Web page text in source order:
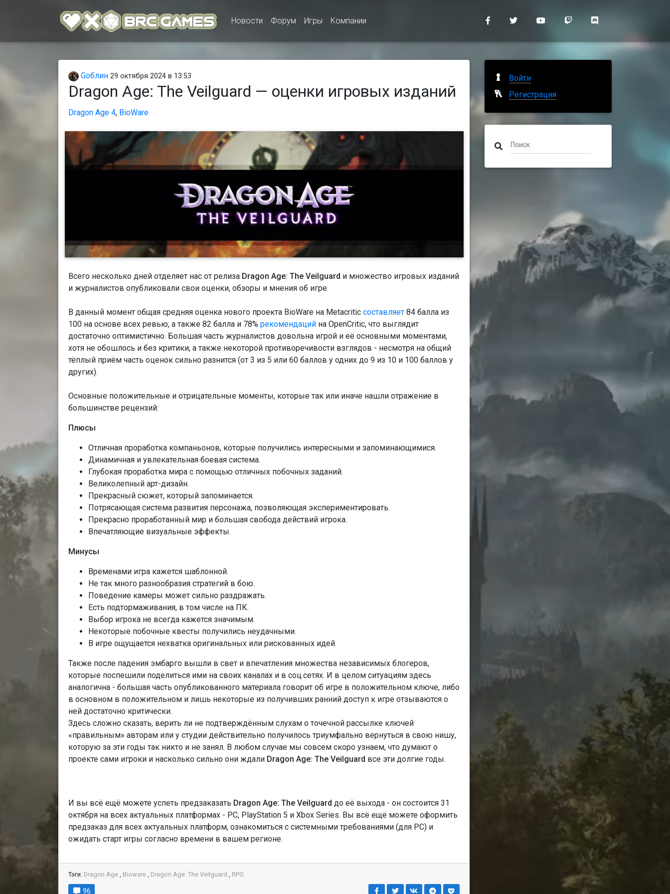
Новости Форум Игры Компании
Gоблин 29 октября 2024 в 13:53
Dragon Age: The Veilguard — оценки игровых изданий
Dragon Age 4, BioWare
Всего несколько дней отделяет нас от релиза Dragon Age: The Veilguard и множество игровых изданий
и журналистов опубликовали свои оценки, обзоры и мнения об игре.
В данный момент общая средняя оценка нового проекта BioWare на Metacritic составляет 84 балла из
100 на основе всех ревью, а также 82 балла и 78% рекомендаций на OpenCritic, что выглядит
достаточно оптимистично. Большая часть журналистов довольна игрой и её основными моментами,
хотя не обошлось и без критики, а также некоторой противоречивости взглядов - несмотря на общий
тёплый приём часть оценок сильно разнится (от 3 из 5 или 60 баллов у одних до 9 из 10 и 100 баллов у
других).
Основные положительные и отрицательные моменты, которые так или иначе нашли отражение в
большинстве рецензий:
Плюсы
Отличная проработка компаньонов, которые получились интересными и запоминающимися.
Динамичная и увлекательная боевая система.
Глубокая проработка мира с помощью отличных побочных заданий.
Великолепный арт-дизайн.
Прекрасный сюжет, который запоминается.
Потрясающая система развития персонажа, позволяющая экспериментировать.
Прекрасно проработанный мир и большая свобода действий игрока.
Впечатляющие визуальные эффекты.
Минусы
Временами игра кажется шаблонной.
Не так много разнообразия стратегий в бою.
Поведение камеры может сильно раздражать.
Есть подтормаживания, в том числе на ПК.
Выбор игрока не всегда кажется значимым.
Некоторые побочные квесты получились неудачными.
В игре ощущается нехватка оригинальных или рискованных идей.
Также после падения эмбарго вышли в свет и впечатления множества независимых блогеров,
которые поспешили поделиться ими на своих каналах и в соц.сетях. И в целом ситуациям здесь
аналогична - большая часть опубликованного материала говорит об игре в положительном ключе, либо
в основном в положительном и лишь некоторые из получивших ранний доступ к игре отзываются о
ней достаточно критически.
Здесь сложно сказать, верить ли не подтверждённым слухам о точечной рассылке ключей
«правильным» авторам или у студии действительно получилось триумфально вернуться в свою нишу,
которую за эти годы так никто и не занял. В любом случае мы совсем скоро узнаем, что думают о
проекте сами игроки и насколько сильно они ждали Dragon Age: The Veilguard все эти долгие годы.
И вы всё ещё можете успеть предзаказать Dragon Age: The Veilguard до её выхода - он состоится 31
октября на всех актуальных платформах - PC, PlayStation 5 и Xbox Series. Вы всё ещё можете оформить
предзаказ для всех актуальных платформ, ознакомиться с системными требованиями (для PC) и
ожидать старт игры согласно времени в вашем регионе.
Тэги: Dragon Age , Bioware , Dragon Age: The Veilguard , RPG
96
Войти
Регистрация